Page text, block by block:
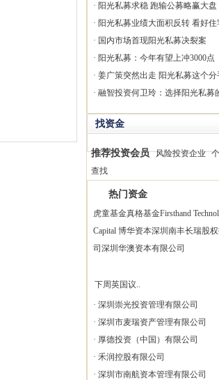
· 阳光私募求稳 跑输公募略赢大盘
· 阳光私募业绩大面积反转 看好
· 国内市场首现阳光私募决裂案
· 阳光私募：今年有望上冲3000点
· 姜广策突然出走 阳光私募这个分
· 融智投资何卫玲：选择阳光私募
找资金
推荐投资会员 风险投资企业
查找
热门资金
虎童基金真格基金Firsthand
Capital 博华资本深圳南丰长瑞股
司 深圳华澳资本有限公司
下周英国议..
· 深圳崇光投资管理有限公司
· 深圳市麦瑞资产管理有限公司
· 厚德投资（中国）有限公司
· 禾润控股有限公司
· 深圳市南航资本管理有限公司